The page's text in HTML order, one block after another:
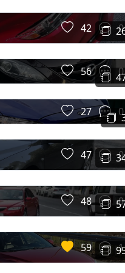
42 0
56 0
27 0
47 0
48 0
59 1